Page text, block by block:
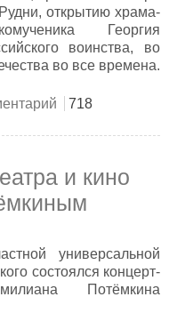
открытию храма-
Георгия
воинства, во
во все времена.
718
и кино
универсальной
состоялся концерт-
Потёмкина